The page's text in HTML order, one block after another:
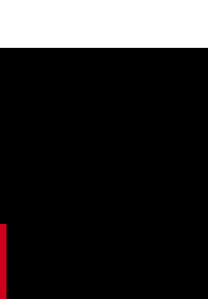
mínimo, para
un pasaporte
y realiza un
o el 10–12% del